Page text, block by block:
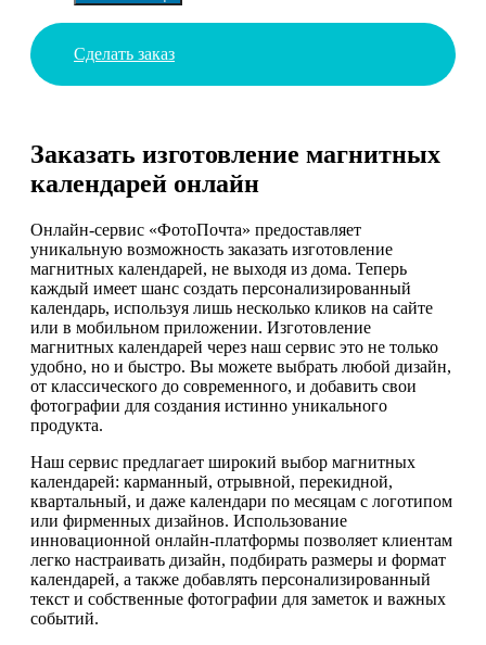
Сделать заказ
Заказать изготовление магнитных
календарей онлайн
Онлайн-сервис «ФотоПочта» предоставляет
уникальную возможность заказать изготовление
магнитных календарей, не выходя из дома. Теперь
каждый имеет шанс создать персонализированный
календарь, используя лишь несколько кликов на сайте
или в мобильном приложении. Изготовление
магнитных календарей через наш сервис это не только
удобно, но и быстро. Вы можете выбрать любой дизайн,
от классического до современного, и добавить свои
фотографии для создания истинно уникального
продукта.
Наш сервис предлагает широкий выбор магнитных
календарей: карманный, отрывной, перекидной,
квартальный, и даже календари по месяцам с логотипом
или фирменных дизайнов. Использование
инновационной онлайн-платформы позволяет клиентам
легко настраивать дизайн, подбирать размеры и формат
календарей, а также добавлять персонализированный
текст и собственные фотографии для заметок и важных
событий.